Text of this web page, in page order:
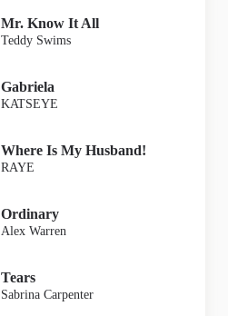
Mr. Know It All
Teddy Swims
Gabriela
KATSEYE
Where Is My Husband!
RAYE
Ordinary
Alex Warren
Tears
Sabrina Carpenter